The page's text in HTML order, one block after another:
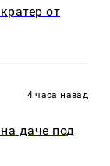
от
4 часа назад
даче под